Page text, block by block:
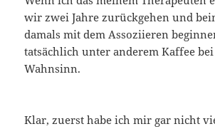
wir zwei Jahre zurückgehen und
damals mit dem Assoziieren
tatsächlich unter anderem Kaffee
Wahnsinn.
Klar, zuerst habe ich mir gar nicht